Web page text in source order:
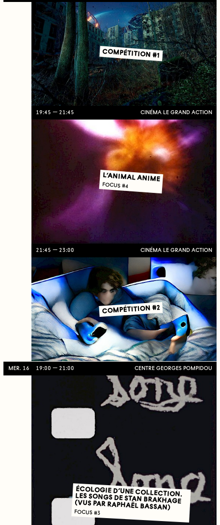
COMPÉTITION #1
19:45 21:45 CINÉMA LE GRAND ACTION
L’ANIMAL ANIME
FOCUS #4
21:45 23:00 CINÉMA LE GRAND ACTION
COMPÉTITION #2
MER. 16 19:00 21:00 CENTRE GEORGES POMPIDOU
ÉCOLOGIE D’UNE COLLECTION.
LES SONGS DE STAN BRAKHAGE
(VUS PAR RAPHAËL BASSAN)
FOCUS #3